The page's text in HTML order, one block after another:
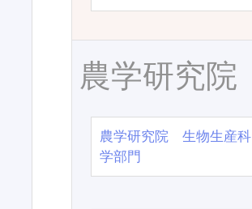
農学研究院
農学研究院 生物生産科
学部門